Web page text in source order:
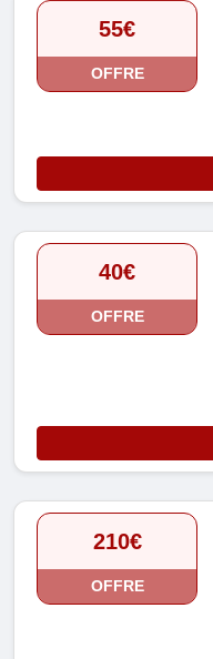
55€
OFFRE
40€
OFFRE
210€
OFFRE